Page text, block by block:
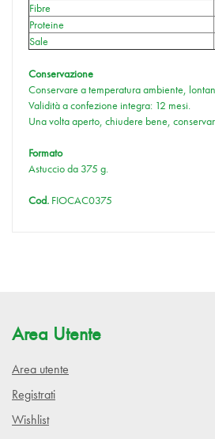
Fibre
Proteine
Sale
Conservazione
Conservare a temperatura ambiente,
Validità a confezione integra: 12 mesi.
Una volta aperto, chiudere bene,
Formato
Astuccio da 375 g.
Cod. FIOCAC0375
Area Utente
Area utente
Registrati
Wishlist